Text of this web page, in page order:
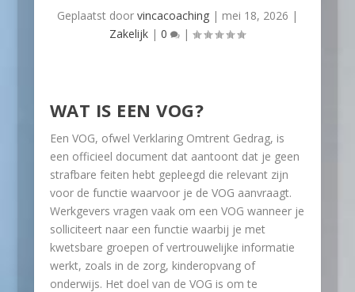
Geplaatst door vincacoaching| mei 18, 2026 |
Zakelijk |0 |
WAT IS EEN VOG?
Een VOG, ofwel Verklaring Omtrent Gedrag, is
een officieel document dat aantoont dat je geen
strafbare feiten hebt gepleegd die relevant zijn
voor de functie waarvoor je de VOG aanvraagt.
Werkgevers vragen vaak om een VOG wanneer je
solliciteert naar een functie waarbij je met
kwetsbare groepen of vertrouwelijke informatie
werkt, zoals in de zorg, kinderopvang of
onderwijs. Het doel van de VOG is om te